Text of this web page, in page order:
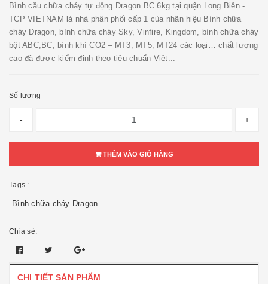
Bình cầu chữa cháy tự động Dragon BC 6kg tại quận Long Biên -
TCP VIETNAM là nhà phân phối cấp 1 của nhãn hiệu Bình chữa
cháy Dragon, bình chữa cháy Sky, Vinfire, Kingdom, bình chữa cháy
bột ABC,BC, bình khí CO2 – MT3, MT5, MT24 các loại… chất lượng
cao đã được kiểm định theo tiêu chuẩn Việt...
Số lượng
- +
THÊM VÀO GIỎ HÀNG
Tags :
Bình chữa cháy Dragon
Chia sẻ:
CHI TIẾT SẢN PHẨM